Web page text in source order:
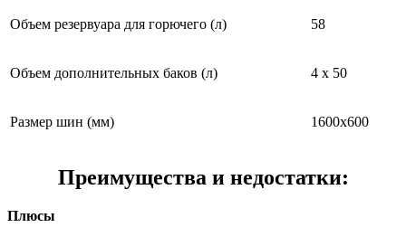
Объем резервуара для горючего (л) 58
Объем дополнительных баков (л) 4 х 50
Размер шин (мм) 1600х600
Преимущества и недостатки:
Плюсы